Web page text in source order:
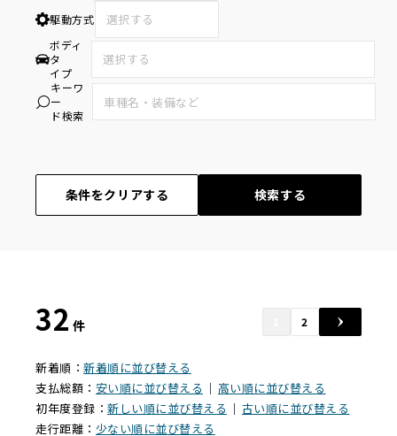
駆動方式
ボディ
タ
イプ
キーワ
ー
ド検索
条件をクリアする 検索する
32 件 2
新着順：新着順に並び替える
支払総額： 安い順に並び替える ｜ 高い順に並び替える
初年度登録：新しい順に並び替える ｜ 古い順に並び替える
走行距離： 少ない順に並び替える